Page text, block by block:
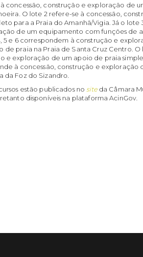
concessão, construção e exploração de
O lote 2 refere-se à concessão,
para a Praia do Amanhã/Vigia. Já o lote
de um equipamento com funções de
5 e 6 correspondem à construção e
de praia na Praia de Santa Cruz Centro.
e exploração de um apoio de praia
à concessão, construção e exploração
da Foz do Sizandro.
estão publicados no siteda Câmara
disponíveis na plataforma AcinGov.